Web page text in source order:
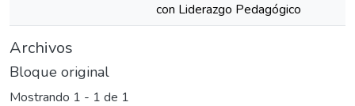
con Liderazgo Pedagógico
Archivos
Bloque original
Mostrando 1 - 1 de 1